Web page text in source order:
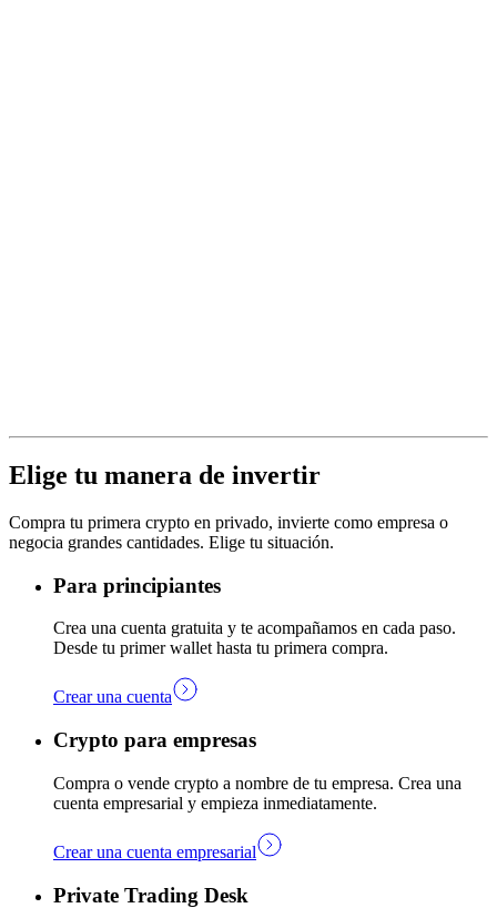
Elige tu manera de invertir
Compra tu primera crypto en privado, invierte como empresa o
negocia grandes cantidades. Elige tu situación.
Para principiantes
Crea una cuenta gratuita y te acompañamos en cada paso.
Desde tu primer wallet hasta tu primera compra.
Crear una cuenta
Crypto para empresas
Compra o vende crypto a nombre de tu empresa. Crea una
cuenta empresarial y empieza inmediatamente.
Crear una cuenta empresarial
Private Trading Desk